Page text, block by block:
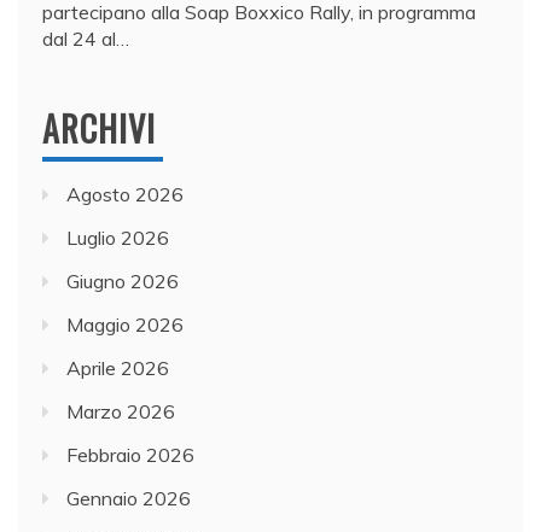
partecipano alla Soap Boxxico Rally, in programma
dal 24 al…
ARCHIVI
Agosto 2026
Luglio 2026
Giugno 2026
Maggio 2026
Aprile 2026
Marzo 2026
Febbraio 2026
Gennaio 2026